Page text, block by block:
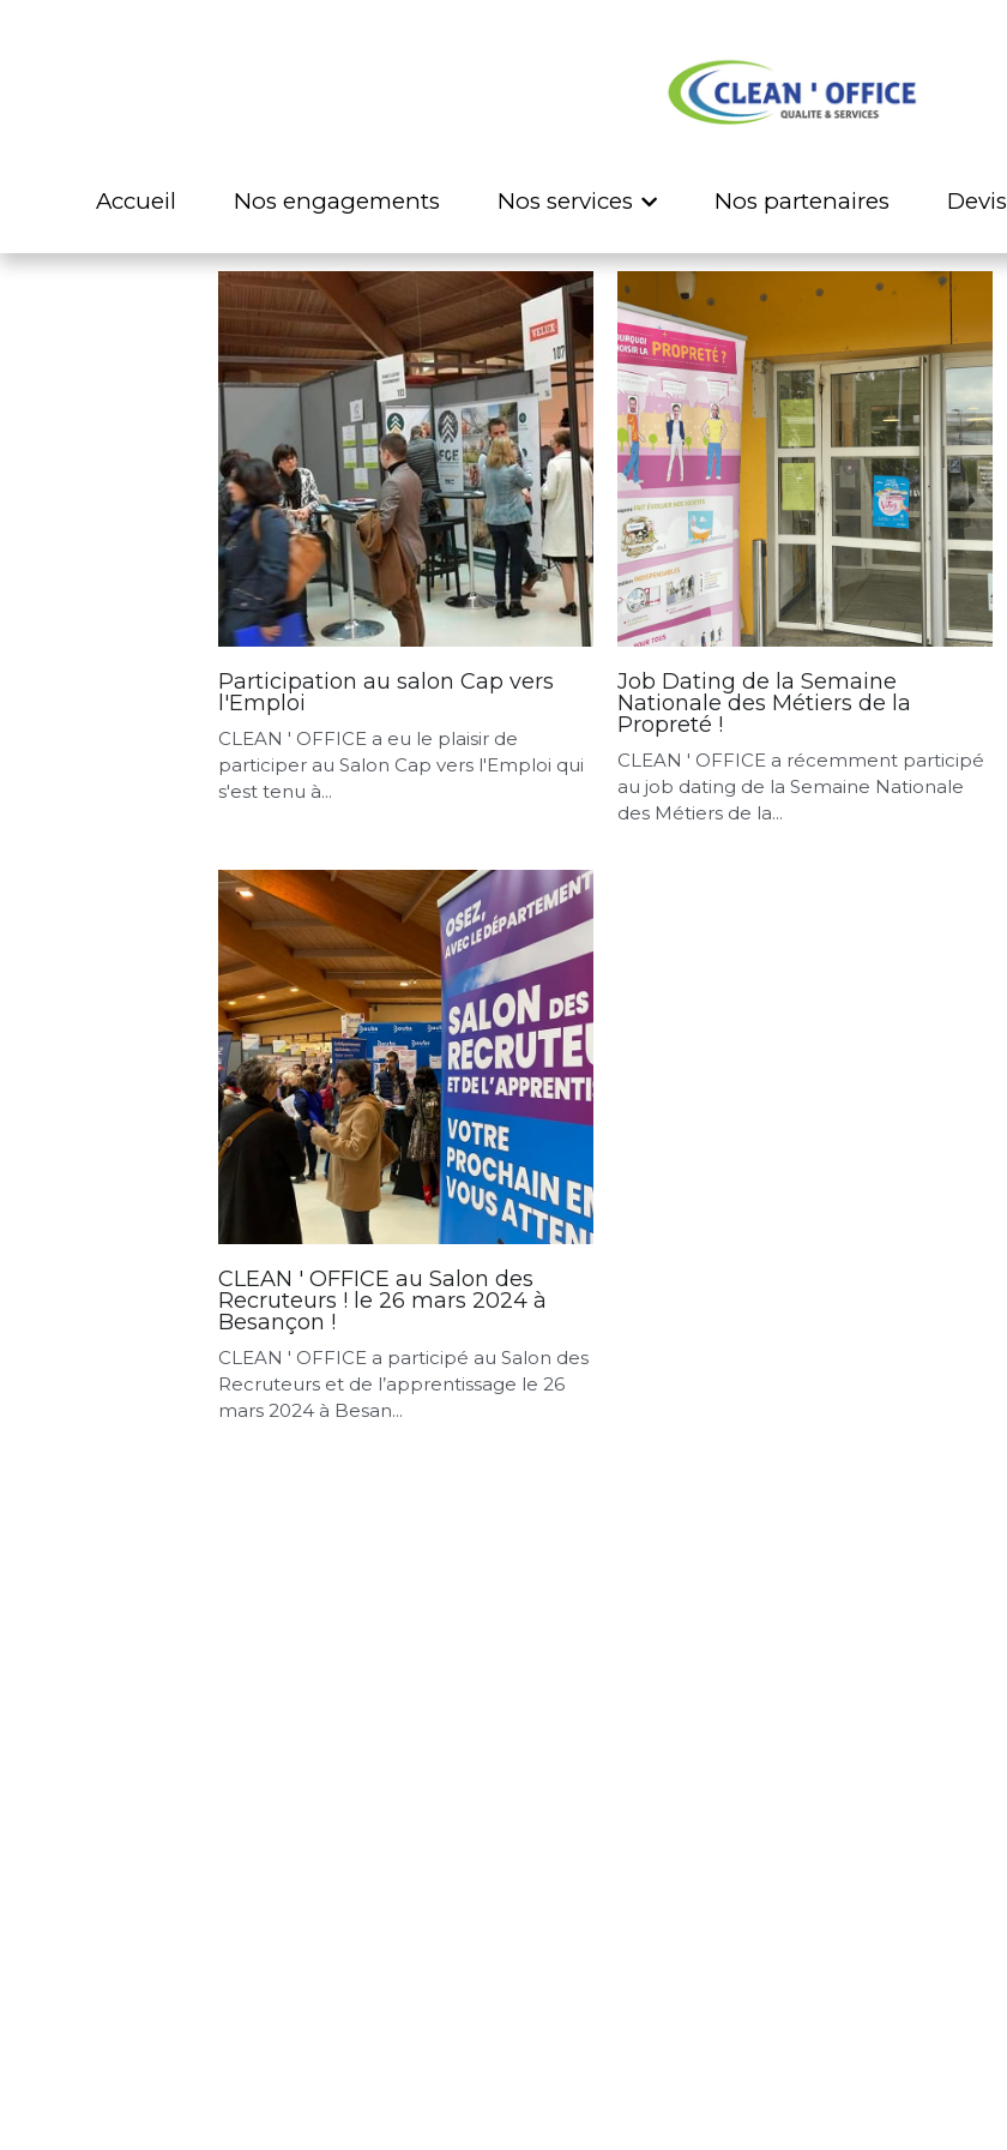
Accueil Nos engagements Nos services Nos partenaires Devis
Accueil Nos engagements Nos services Nos partenaires Devis
Participation au salon Cap vers
l'Emploi
CLEAN ' OFFICE a eu le plaisir de
participer au Salon Cap vers l'Emploi qui
s'est tenu à...
Job Dating de la Semaine
Nationale des Métiers de la
Propreté !
CLEAN ' OFFICE a récemment participé
au job dating de la Semaine Nationale
des Métiers de la...
CLEAN ' OFFICE au Salon des
Recruteurs ! le 26 mars 2024 à
Besançon !
CLEAN ' OFFICE a participé au Salon des
Recruteurs et de l’apprentissage le 26
mars 2024 à Besan...